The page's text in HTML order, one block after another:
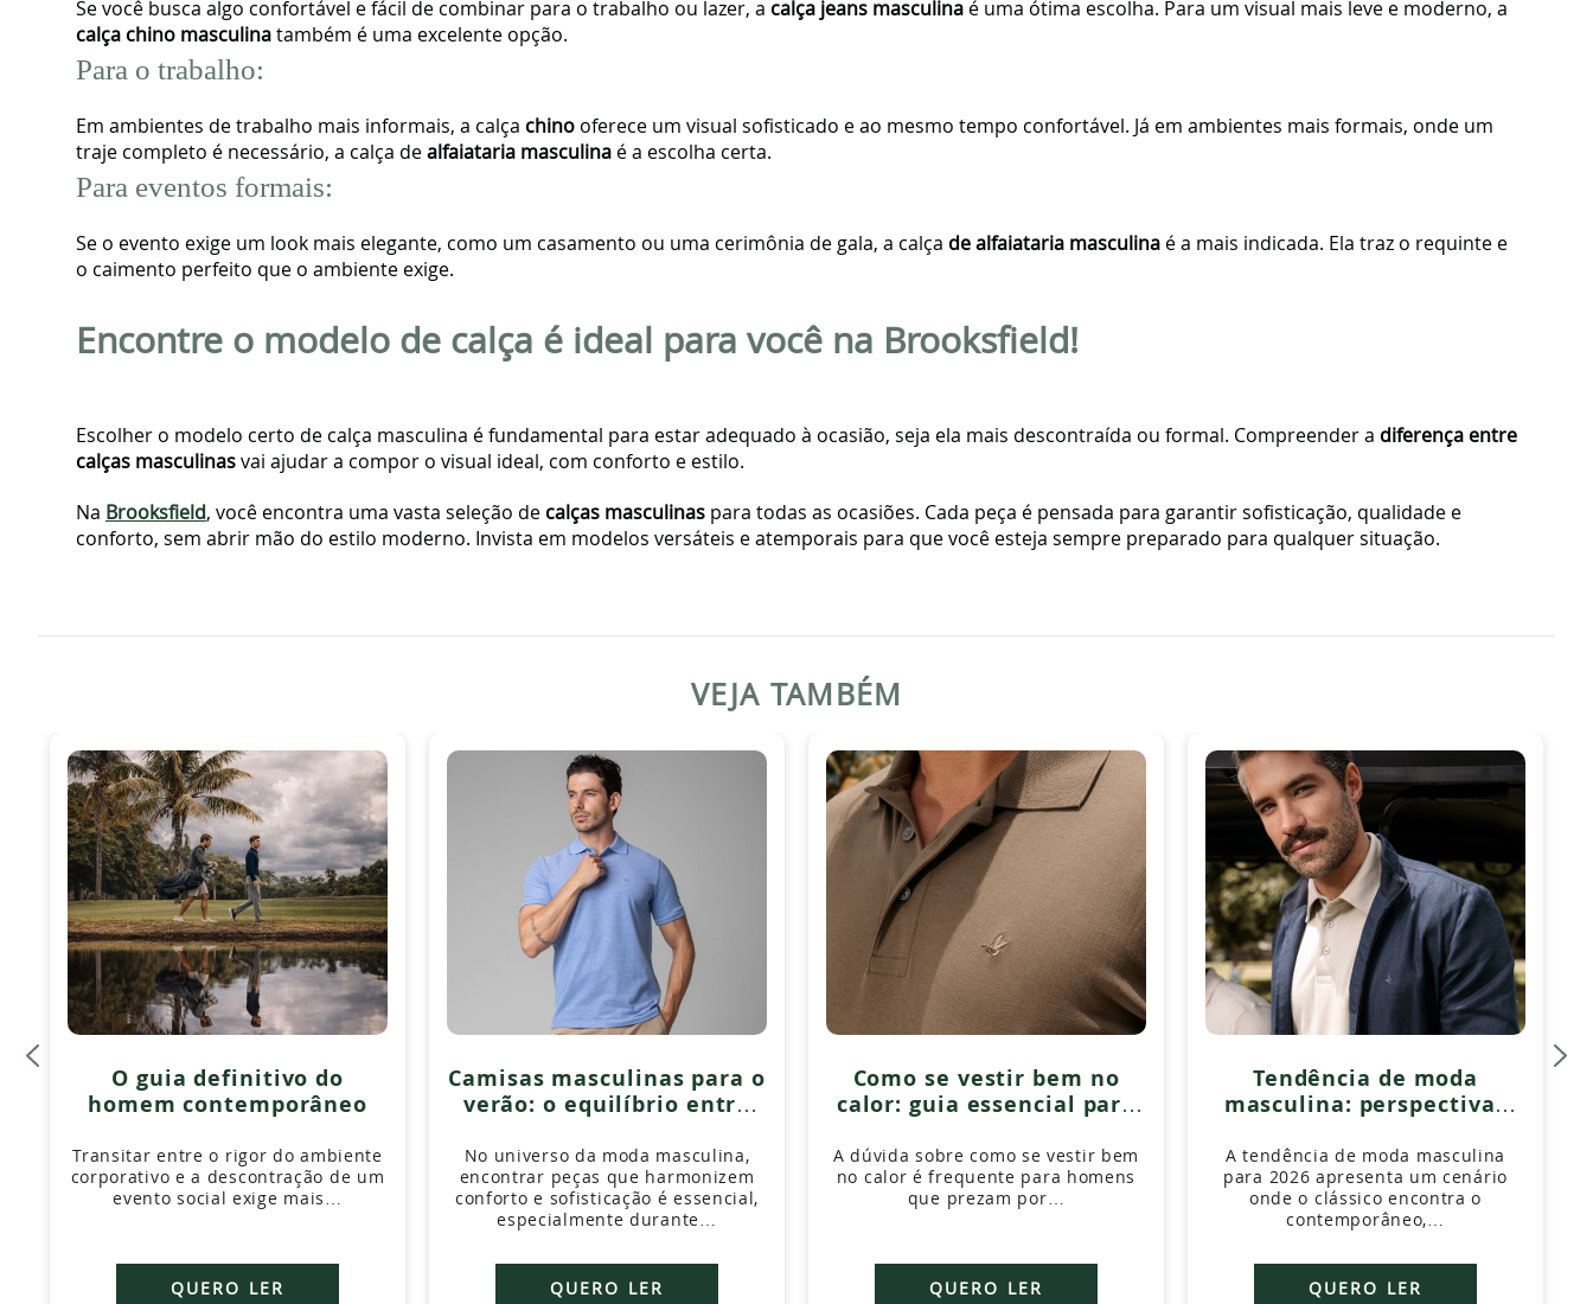
Se você busca algo confortável e fácil de combinar para o trabalho ou lazer, a calça jeans masculina é uma ótima escolha. Para um visual mais leve e moderno, a
calça chino masculinatambém é uma excelente opção.
Para o trabalho:
Em ambientes de trabalho mais informais, a calça chino oferece um visual sofisticado e ao mesmo tempo confortável. Já em ambientes mais formais, onde um
traje completo é necessário, a calça dealfaiataria masculina é a escolha certa.
Para eventos formais:
Se o evento exige um look mais elegante, como um casamento ou uma cerimônia de gala, a calça de alfaiataria masculina é a mais indicada. Ela traz o requinte e
o caimento perfeito que o ambiente exige.
Encontre o modelo de calça é ideal para você na Brooksfield!
Escolher o modelo certo de calça masculina é fundamental para estar adequado à ocasião, seja ela mais descontraída ou formal. Compreender a diferença entre
calças masculinasvai ajudar a compor o visual ideal, com conforto e estilo.
Na Brooksfield, você encontra uma vasta seleção de calças masculinas para todas as ocasiões. Cada peça é pensada para garantir sofisticação, qualidade e
conforto, sem abrir mão do estilo moderno. Invista em modelos versáteis e atemporais para que você esteja sempre preparado para qualquer situação.
VEJA TAMBÉM
O guia definitivo do
homem contemporâneo
Transitar entre o rigor do ambiente
corporativo e a descontração de um
evento social exige mais…
QUERO LER
Camisas masculinas para o
verão: o equilíbrio entre
No universo da moda masculina,
encontrar peças que harmonizem
conforto e sofisticação é essencial,
especialmente durante…
QUERO LER
Como se vestir bem no
calor: guia essencial para
A dúvida sobre como se vestir bem
no calor é frequente para homens
que prezam por…
QUERO LER
Tendência de moda
masculina: perspectivas
A tendência de moda masculina
para 2026 apresenta um cenário
onde o clássico encontra o
contemporâneo,…
QUERO LER